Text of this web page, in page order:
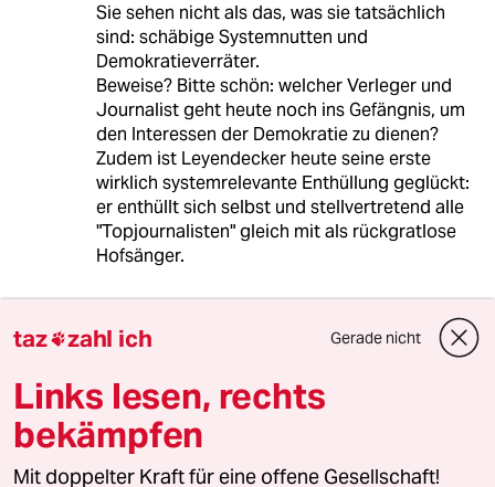
Sie sehen nicht als das, was sie tatsächlich
sind: schäbige Systemnutten und
Demokratieverräter.
Beweise? Bitte schön: welcher Verleger und
Journalist geht heute noch ins Gefängnis, um
den Interessen der Demokratie zu dienen?
Zudem ist Leyendecker heute seine erste
wirklich systemrelevante Enthüllung geglückt:
er enthüllt sich selbst und stellvertretend alle
"Topjournalisten" gleich mit als rückgratlose
Hofsänger.
S2 Stuttgart 2001
"Als was verstehen sich Journalisten heute? Als
Kontrolleure oder als Moderatoren der
Macht?"
taz zahl ich Gerade nicht
Links lesen, rechts
bekämpfen
Mit doppelter Kraft für eine offene Gesellschaft!